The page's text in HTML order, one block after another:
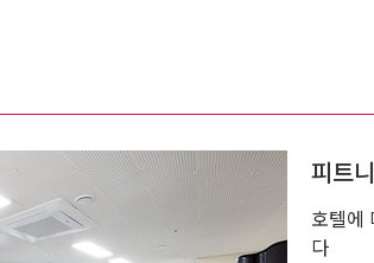
피트
호텔에
다